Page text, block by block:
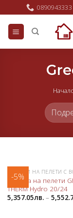
to
content
0890943333
-5%
КАМИНИ НА ПЕЛЕТИ С
Камина на пелети
THERM Hydro 20/24
5,357.05лв.–